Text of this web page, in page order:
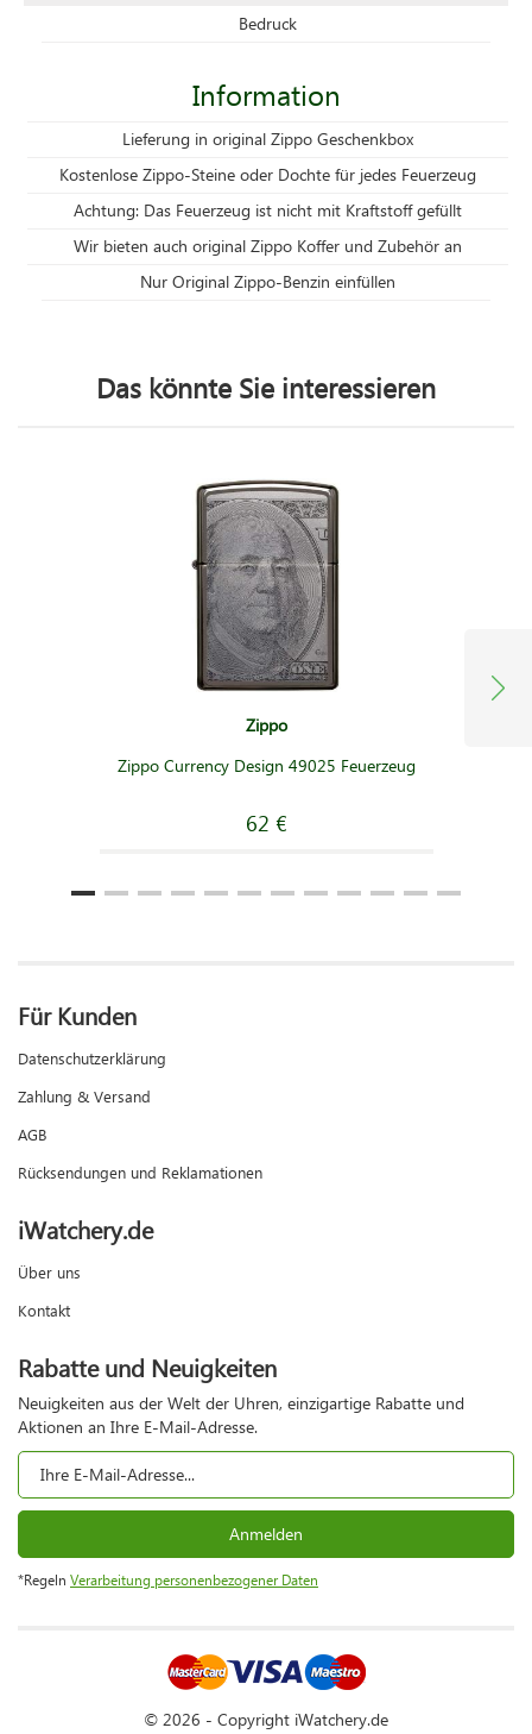
Bedruck
Information
Lieferung in original Zippo Geschenkbox
Kostenlose Zippo-Steine oder Dochte für jedes Feuerzeug
Achtung: Das Feuerzeug ist nicht mit Kraftstoff gefüllt
Wir bieten auch original Zippo Koffer und Zubehör an
Nur Original Zippo-Benzin einfüllen
Das könnte Sie interessieren
Zippo
Zippo Currency Design 49025 Feuerzeug
62 €
Für Kunden
Datenschutzerklärung
Zahlung & Versand
AGB
Rücksendungen und Reklamationen
iWatchery.de
Über uns
Kontakt
Rabatte und Neuigkeiten
Neuigkeiten aus der Welt der Uhren, einzigartige Rabatte und
Aktionen an Ihre E-Mail-Adresse.
Anmelden
*Regeln Verarbeitung personenbezogener Daten
© 2026 - Copyright iWatchery.de